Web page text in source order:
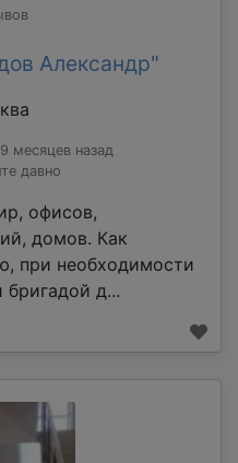
Александр"
месяцев назад
давно
офисов,
домов. Как
при необходимости
д...